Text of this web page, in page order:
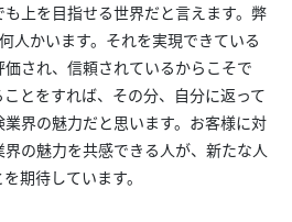
上を目指せる世界だと言えます。弊
人かいます。それを実現できている
され、信頼されているからこそで
とをすれば、その分、自分に返って
界の魅力だと思います。お客様に対
の魅力を共感できる人が、新たな人
期待しています。